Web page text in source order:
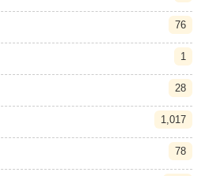
76
1
28
1,017
78